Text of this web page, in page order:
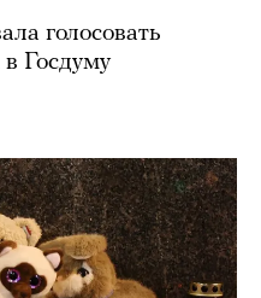
голосовать
Госдуму